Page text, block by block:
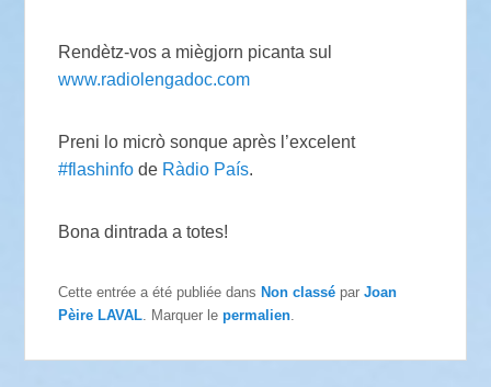
Rendètz-vos a miègjorn picanta sul
www.radiolengadoc.com
Preni lo micrò sonque après l’excelent
#flashinfo de Ràdio País.
Bona dintrada a totes!
Cette entrée a été publiée dansNon classé parJoan
Pèire LAVAL . Marquer lepermalien